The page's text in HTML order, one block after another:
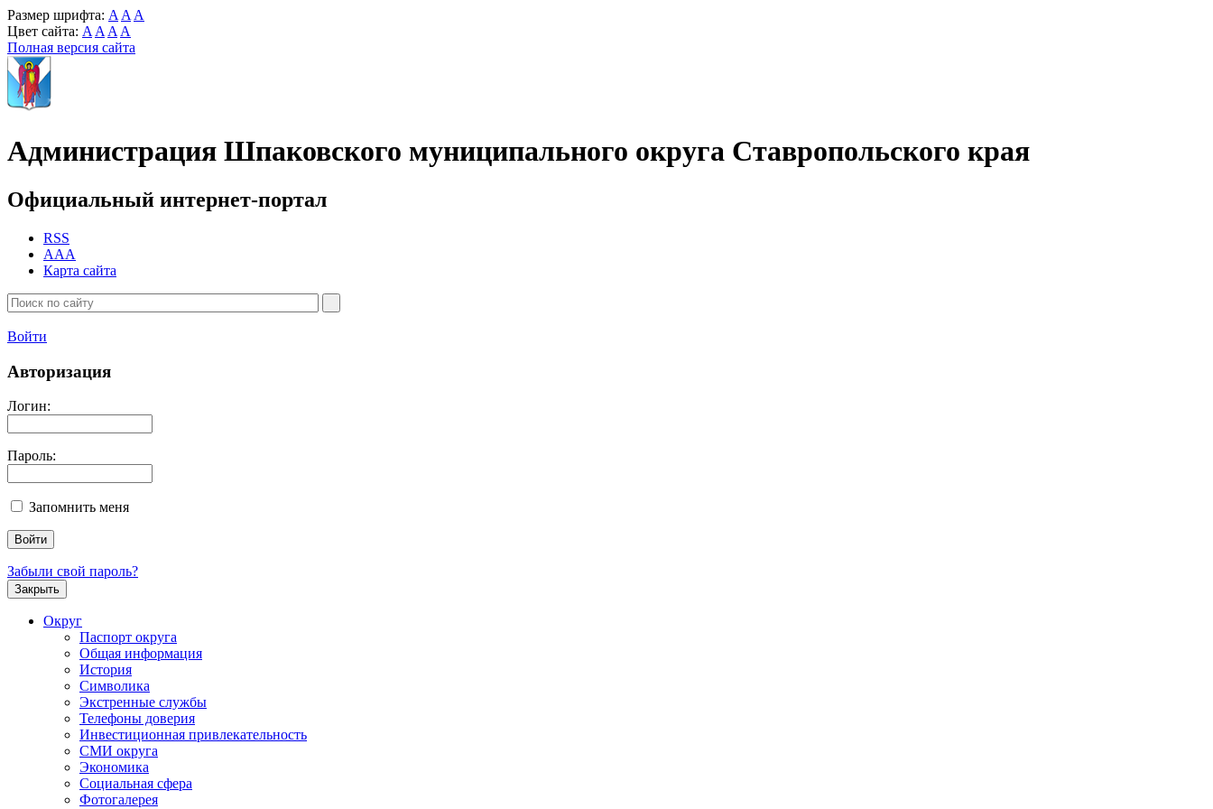
Размер шрифта: A A A
Цвет сайта: A A A A
Полная версия сайта
Администрация Шпаковского муниципального округа Ставропольского края
Официальный интернет-портал
RSS
AAA
Карта сайта
Войти
Авторизация
Логин:
Пароль:
Запомнить меня
Забыли свой пароль?
Закрыть
Округ
Паспорт округа
Общая информация
История
Символика
Экстренные службы
Телефоны доверия
Инвестиционная привлекательность
СМИ округа
Экономика
Социальная сфера
Фотогалерея